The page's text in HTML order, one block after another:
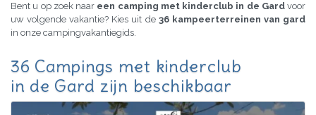
Bent u op zoek naar een camping met kinderclub in de Gard voor
uw volgende vakantie? Kies uit de 36 kampeerterreinen van gard
in onze campingvakantiegids.
36 Campings met kinderclub
in de Gard zijn beschikbaar